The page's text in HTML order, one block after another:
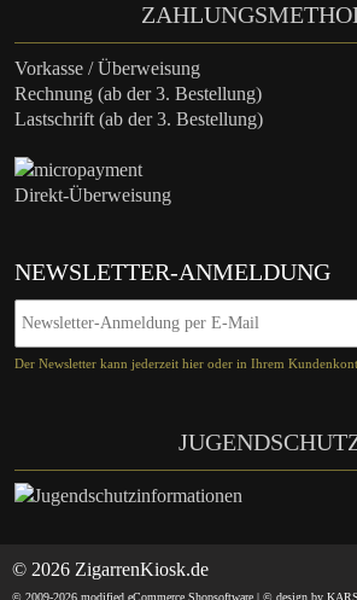
Vorkasse / Überweisung
Rechnung (ab der 3. Bestellung)
Lastschrift (ab der 3. Bestellung)
Direkt-Überweisung
NEWSLETTER-ANMELDUNG
Der Newsletter kann jederzeit hier oder in Ihrem
© 2026 ZigarrenKiosk.de